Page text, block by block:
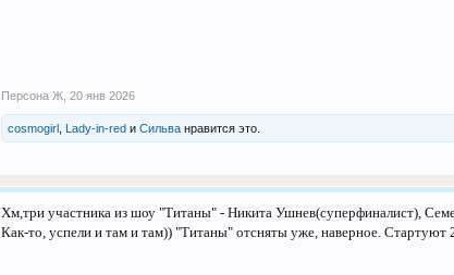
Персона Ж 20 янв 2026
cosmogirl Lady-in-red иСильва нравится это.
Хм,три участника из шоу "Титаны" - Никита Ушнев(суперфиналист),
Как-то, успели и там и там)) "Титаны" отсняты уже, наверное. Стартуют